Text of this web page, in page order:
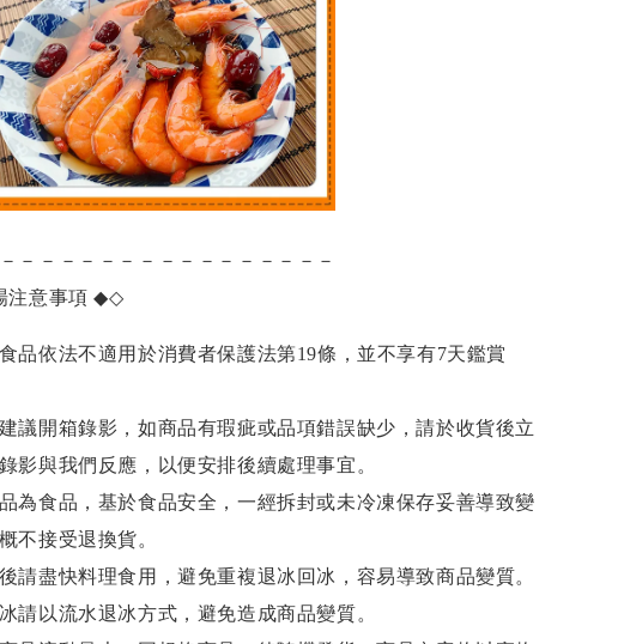
－－－－－－－－－－－－－－－－
注意事項◆◇
品依法不適用於消費者保護法第19條，並不享有7天鑑賞
議開箱錄影，如商品有瑕疵或品項錯誤缺少，請於收貨後立
影與我們反應，以便安排後續處理事宜。
為食品，基於食品安全，一經拆封或未冷凍保存妥善導致變
不接受退換貨。
請盡快料理食用，避免重複退冰回冰，容易導致商品變質。
請以流水退冰方式，避免造成商品變質。